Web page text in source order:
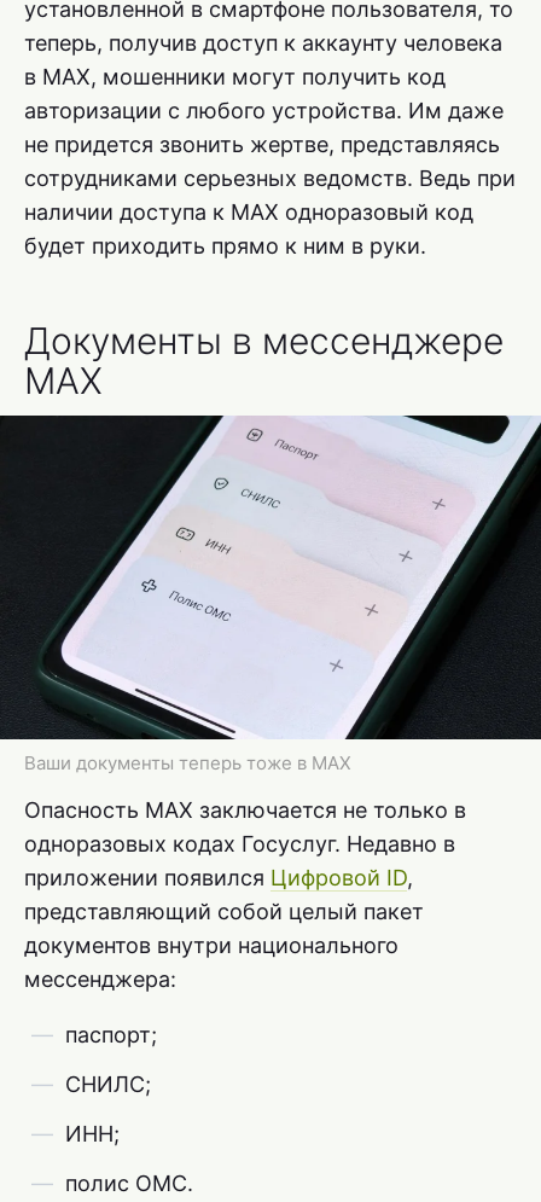
установленной в смартфоне пользователя, то
теперь, получив доступ к аккаунту человека
в MAX, мошенники могут получить код
авторизации с любого устройства. Им даже
не придется звонить жертве, представляясь
сотрудниками серьезных ведомств. Ведь при
наличии доступа к MAX одноразовый код
будет приходить прямо к ним в руки.
Документы в мессенджере
MAX
Ваши документы теперь тоже в MAX
Опасность MAX заключается не только в
одноразовых кодах Госуслуг. Недавно в
приложении появился Цифровой ID,
представляющий собой целый пакет
документов внутри национального
мессенджера:
паспорт;
СНИЛС;
ИНН;
полис ОМС.